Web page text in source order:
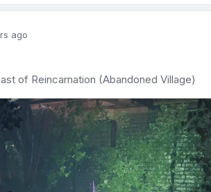
ago
of Reincarnation (Abandoned Village)